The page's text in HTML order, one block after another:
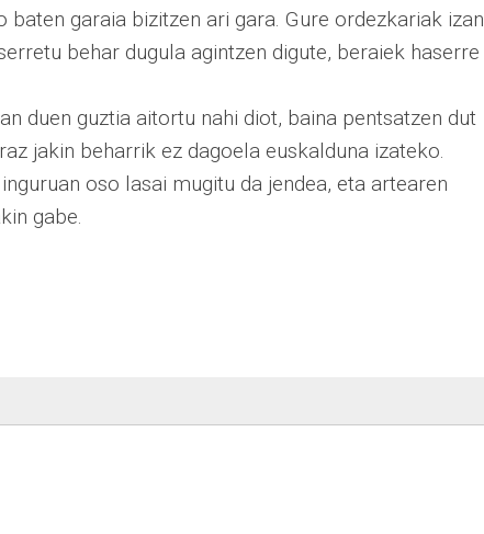
baten garaia bizitzen ari gara. Gure ordezkariak izan
behar dugula agintzen digute, beraiek haserre
duen guztia aitortu nahi diot, baina pentsatzen dut
jakin beharrik ez dagoela euskalduna izateko.
oso lasai mugitu da jendea, eta artearen
gabe.